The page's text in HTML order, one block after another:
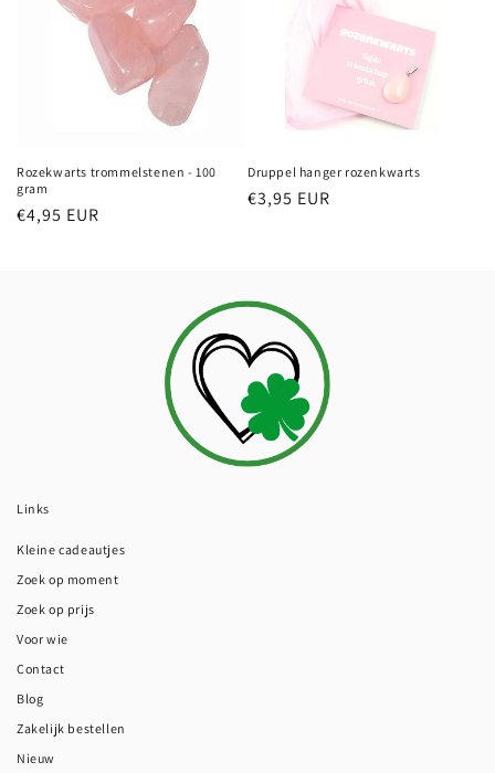
Rozekwarts trommelstenen - 100
gram
Normale
€4,95 EUR
Druppel hanger rozenkwarts
Normale
€3,95 EUR
Links
Kleine cadeautjes
Zoek op moment
Zoek op prijs
Voor wie
Contact
Blog
Zakelijk bestellen
Nieuw